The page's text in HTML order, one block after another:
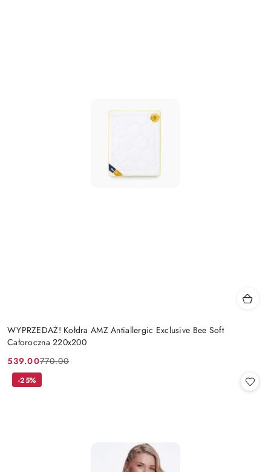
WYPRZEDAŻ! Kołdra AMZ Antiallergic Exclusive Bee Soft
Całoroczna 220x200
Cena
promocyjna:
539.00
Cena
przed
770.00
-25%